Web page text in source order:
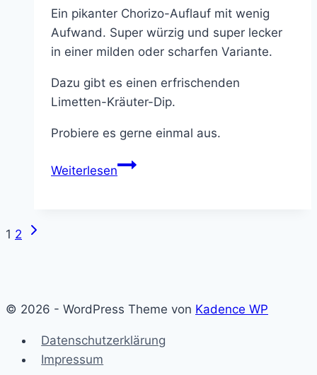
Ein pikanter Chorizo-Auflauf mit wenig
Aufwand. Super würzig und super lecker
in einer milden oder scharfen Variante.
Dazu gibt es einen erfrischenden
Limetten-Kräuter-Dip.
Probiere es gerne einmal aus.
WeiterlesenChorizo-
einfach
Seitennavigation
1 2
Nächste
© 2026 - WordPress Theme von Kadence WP
Datenschutzerklärung
Impressum